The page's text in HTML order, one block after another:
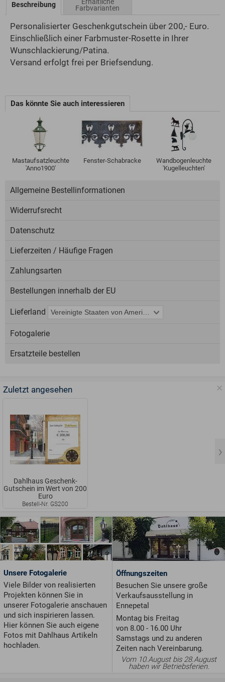
Beschreibung
Farbvarianten
Personalisierter Geschenkgutschein über 200,- Euro.
Einschließlich einer Farbmuster-Rosette in Ihrer
Wunschlackierung/Patina.
Versand erfolgt frei per Briefsendung.
Das könnte Sie auch interessieren
Mastaufsatzleuchte
'Anno1900'
Fenster-Schabracke
Wandbogenleuchte
'Kugelleuchten'
Allgemeine Bestellinformationen
Widerrufsrecht
Datenschutz
Lieferzeiten / Häufige Fragen
Zahlungsarten
Bestellungen innerhalb der EU
Lieferland
Fotogalerie
Ersatzteile bestellen
Zuletzt angesehen
Dahlhaus Geschenk-
Gutschein im Wert von 200
Euro
Bestell-Nr. GS200
Unsere Fotogalerie
Viele Bilder von realisierten
Projekten können Sie in
unserer Fotogalerie anschauen
und sich inspirieren lassen.
Hier können Sie auch eigene
Fotos mit Dahlhaus Artikeln
hochladen.
Öffnungszeiten
Besuchen Sie unsere große
Verkaufsausstellung in
Ennepetal
Montag bis Freitag
von 8.00 - 16.00 Uhr
Samstags und zu anderen
Zeiten nach Vereinbarung.
Vom 10.August bis 28.August
haben wir Betriebsferien.